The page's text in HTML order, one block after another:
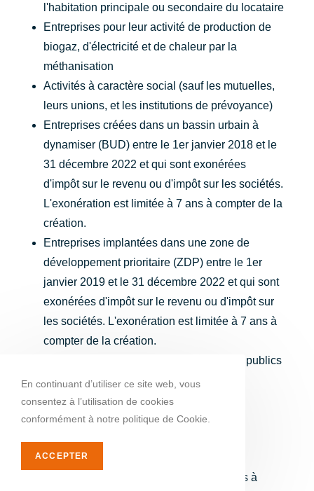
l'habitation principale ou secondaire du locataire
Entreprises pour leur activité de production de
biogaz, d'électricité et de chaleur par la
méthanisation
Activités à caractère social (sauf les mutuelles,
leurs unions, et les institutions de prévoyance)
Entreprises créées dans un bassin urbain à
dynamiser (BUD) entre le 1er janvier 2018 et le
31 décembre 2022 et qui sont exonérées
d'impôt sur le revenu ou d'impôt sur les sociétés.
L'exonération est limitée à 7 ans à compter de la
création.
Entreprises implantées dans une zone de
développement prioritaire (ZDP) entre le 1er
janvier 2019 et le 31 décembre 2022 et qui sont
exonérées d'impôt sur le revenu ou d'impôt sur
les sociétés. L'exonération est limitée à 7 ans à
compter de la création.
Collectivités territoriales, établissements publics
et organismes de l'État
EXONÉRATIONS
FACULTATIVES
Les exonérations facultatives sont soumises à
En continuant d’utiliser ce site web, vous
consentez à l’utilisation de cookies
conformément à notre politique de Cookie.
ACCEPTER